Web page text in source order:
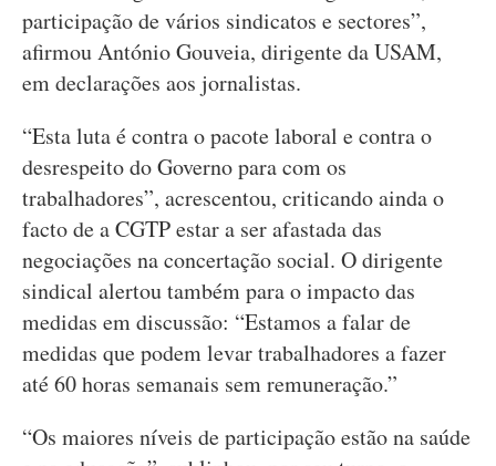
participação de vários sindicatos e sectores”,
afirmou António Gouveia, dirigente da USAM,
em declarações aos jornalistas.
“Esta luta é contra o pacote laboral e contra o
desrespeito do Governo para com os
trabalhadores”, acrescentou, criticando ainda o
facto de a CGTP estar a ser afastada das
negociações na concertação social. O dirigente
sindical alertou também para o impacto das
medidas em discussão: “Estamos a falar de
medidas que podem levar trabalhadores a fazer
até 60 horas semanais sem remuneração.”
“Os maiores níveis de participação estão na saúde